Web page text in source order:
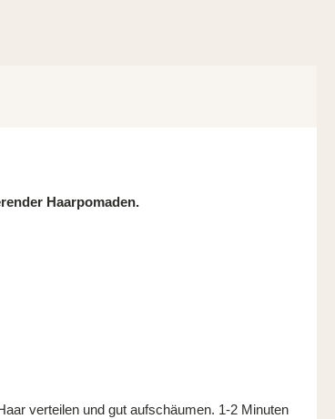
Haarpomaden.
verteilen und gut aufschäumen. 1-2 Minuten